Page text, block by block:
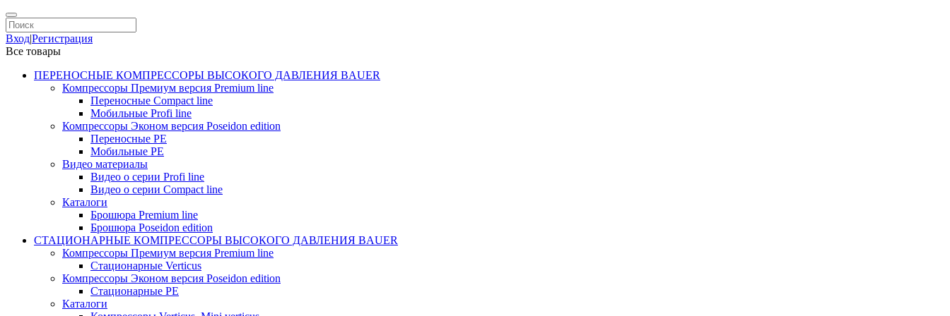
Вход|Регистрация
Все товары
ПЕРЕНОСНЫЕ КОМПРЕССОРЫ ВЫСОКОГО ДАВЛЕНИЯ BAUER
Компрессоры Премиум версия Premium line
Переносные Compact line
Мобильные Profi line
Компрессоры Эконом версия Poseidon edition
Переносные PE
Мобильные PE
Видео материалы
Видео о серии Profi line
Видео о серии Compact line
Каталоги
Брошюра Premium line
Брошюра Poseidon edition
СТАЦИОНАРНЫЕ КОМПРЕССОРЫ ВЫСОКОГО ДАВЛЕНИЯ BAUER
Компрессоры Премиум версия Premium line
Стационарные Verticus
Компрессоры Эконом версия Poseidon edition
Стационарные PE
Каталоги